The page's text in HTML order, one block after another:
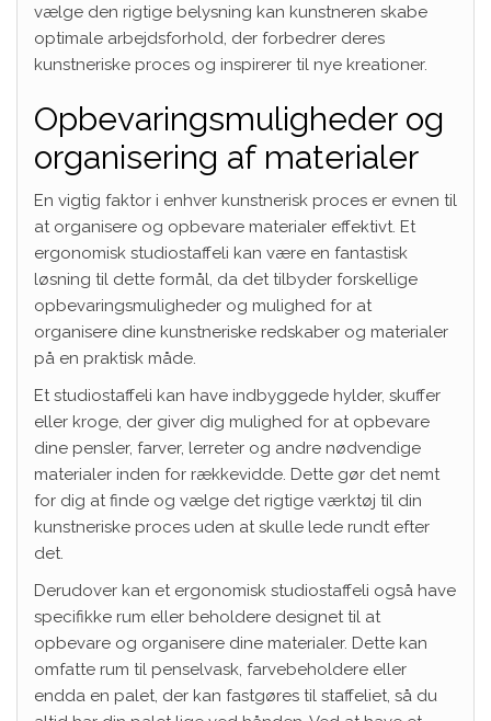
vælge den rigtige belysning kan kunstneren skabe
optimale arbejdsforhold, der forbedrer deres
kunstneriske proces og inspirerer til nye kreationer.
Opbevaringsmuligheder og
organisering af materialer
En vigtig faktor i enhver kunstnerisk proces er evnen til
at organisere og opbevare materialer effektivt. Et
ergonomisk studiostaffeli kan være en fantastisk
løsning til dette formål, da det tilbyder forskellige
opbevaringsmuligheder og mulighed for at
organisere dine kunstneriske redskaber og materialer
på en praktisk måde.
Et studiostaffeli kan have indbyggede hylder, skuffer
eller kroge, der giver dig mulighed for at opbevare
dine pensler, farver, lerreter og andre nødvendige
materialer inden for rækkevidde. Dette gør det nemt
for dig at finde og vælge det rigtige værktøj til din
kunstneriske proces uden at skulle lede rundt efter
det.
Derudover kan et ergonomisk studiostaffeli også have
specifikke rum eller beholdere designet til at
opbevare og organisere dine materialer. Dette kan
omfatte rum til penselvask, farvebeholdere eller
endda en palet, der kan fastgøres til staffeliet, så du